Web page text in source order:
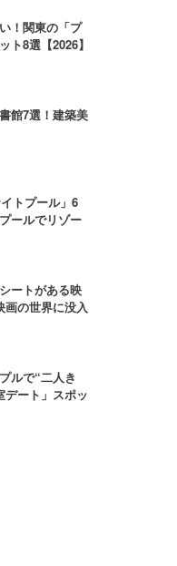
！関東の「プ
ト8選【2026】
館7選！建築美
トプール」6
ールでリゾー
ートがある映
画の世界に没入
ルで“二人き
デート」スポッ